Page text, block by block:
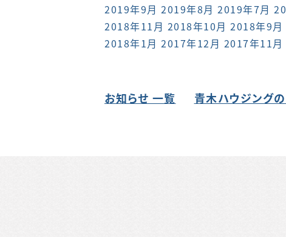
2019年9月 2019年8月 2019年7月
2018年11月 2018年10月 2018年9月
2018年1月 2017年12月 2017年11月
お知らせ 一覧 青木ハウジング